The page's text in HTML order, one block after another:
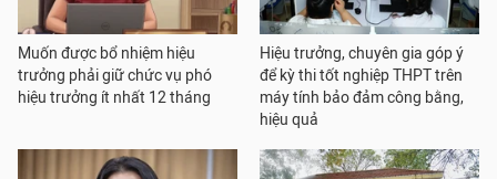
Muốn được bổ nhiệm hiệu
trưởng phải giữ chức vụ phó
hiệu trưởng ít nhất 12 tháng
Hiệu trưởng, chuyên gia góp ý
để kỳ thi tốt nghiệp THPT trên
máy tính bảo đảm công bằng,
hiệu quả